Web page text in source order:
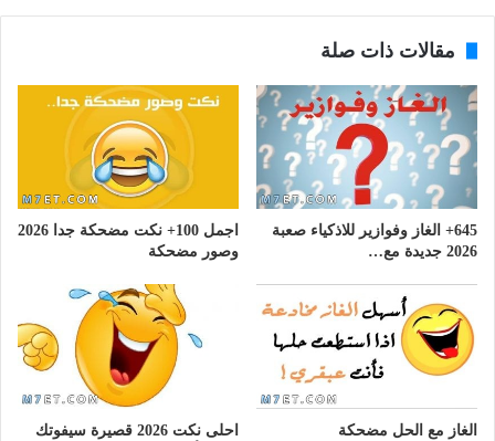
مقالات ذات صلة
645+ الغاز وفوازير للاذكياء صعبة
2026 جديدة مع…
اجمل 100+ نكت مضحكة جدا 2026
وصور مضحكة
الغاز مع الحل مضحكة
احلى نكت 2026 قصيرة سيفوتك